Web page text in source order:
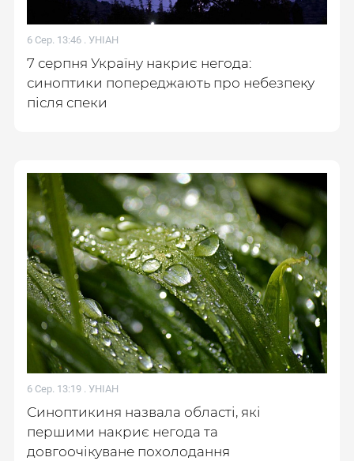
6 Сер. 13:46 . УНІАН
7 серпня Україну накриє негода:
синоптики попереджають про небезпеку
після спеки
6 Сер. 13:19 . УНІАН
Синоптикиня назвала області, які
першими накриє негода та
довгоочікуване похолодання